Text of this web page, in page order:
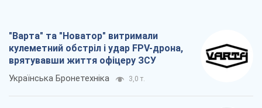
"Варта" та "Новатор" витримали
кулеметний обстріл і удар FPV-дрона,
врятувавши життя офіцеру ЗСУ
Українська Бронетехніка 3,0 т.